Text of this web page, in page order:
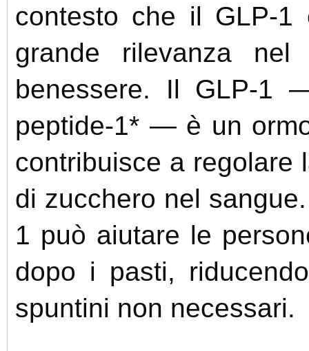
contesto che il GLP-1
grande rilevanza
benessere. Il GLP-1
peptide-1* — è un
contribuisce a regolare
di zucchero nel
1 può aiutare le
dopo i pasti,
spuntini non necessari.